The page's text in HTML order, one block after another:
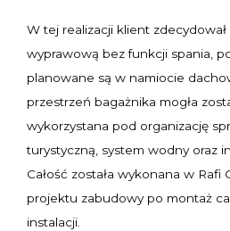
W tej realizacji klient
wyprawową bez funkcji spania,
planowane są w namiocie
przestrzeń bagażnika mogła
wykorzystana pod organizację
turystyczną, system wodny oraz
Całość została wykonana w Rafi
projektu zabudowy po montaż
instalacji.